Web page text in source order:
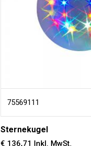
75569111
Sternekugel
€ 136,71 Inkl. MwSt.